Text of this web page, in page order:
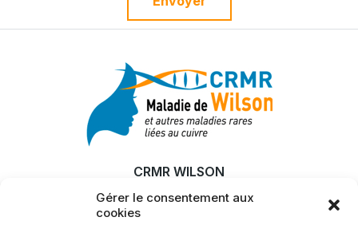
Gérer le consentement aux
cookies
CRMR WILSON
MALADIE